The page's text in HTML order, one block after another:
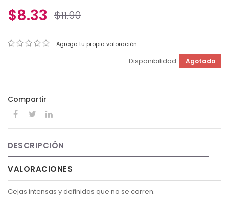
$8.33 $11.90
Agrega tu propia valoración
Disponibilidad: Agotado
Compartir
DESCRIPCIÓN
VALORACIONES
Cejas intensas y definidas que no se corren.